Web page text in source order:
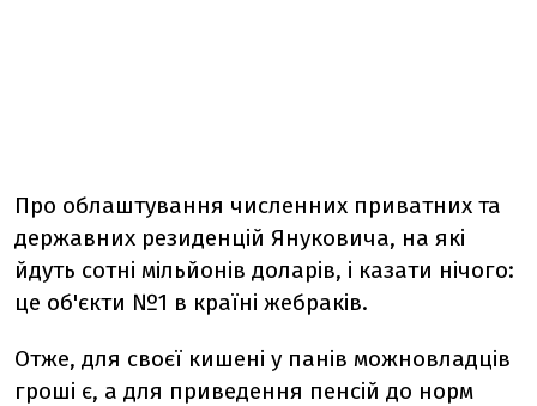
Про облаштування численних приватних та
державних резиденцій Януковича, на які
йдуть сотні мільйонів доларів, і казати нічого:
це об'єкти №1 в країні жебраків.
Отже, для своєї кишені у панів можновладців
гроші є, а для приведення пенсій до норм